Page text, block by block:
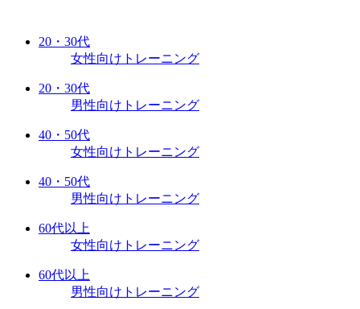
20・30代
女性向けトレーニング
20・30代
男性向けトレーニング
40・50代
女性向けトレーニング
40・50代
男性向けトレーニング
60代以上
女性向けトレーニング
60代以上
男性向けトレーニング